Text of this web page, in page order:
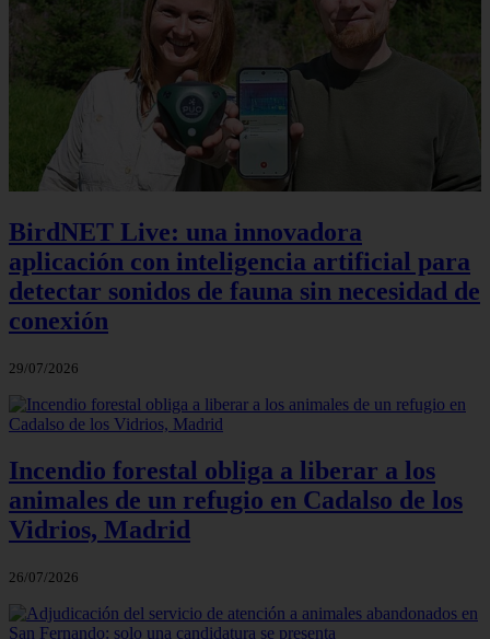
BirdNET Live: una innovadora
aplicación con inteligencia artificial para
detectar sonidos de fauna sin necesidad de
conexión
29/07/2026
Incendio forestal obliga a liberar a los
animales de un refugio en Cadalso de los
Vidrios, Madrid
26/07/2026